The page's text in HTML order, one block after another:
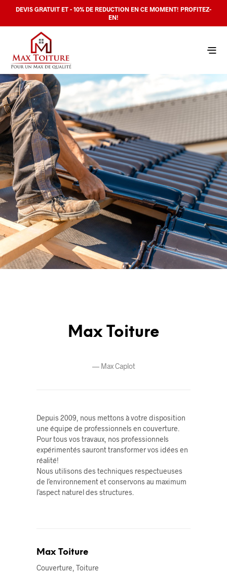
DEVIS GRATUIT ET - 10% DE REDUCTION EN CE MOMENT! PROFITEZ-
EN!
Max Toiture
—Max Caplot
Depuis 2009, nous mettons à votre disposition
une équipe de professionnels en couverture.
Pour tous vos travaux, nos professionnels
expérimentés sauront transformer vos idées en
réalité!
Nous utilisons des techniques respectueuses
de l’environnement et conservons au maximum
l’aspect naturel des structures.
Max Toiture
Couverture, Toiture